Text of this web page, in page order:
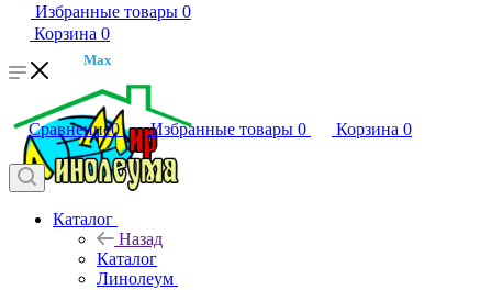
Избранные товары 0
Корзина 0
Max
Сравнение0 Избранные товары 0 Корзина 0
Каталог
Назад
Каталог
Линолеум